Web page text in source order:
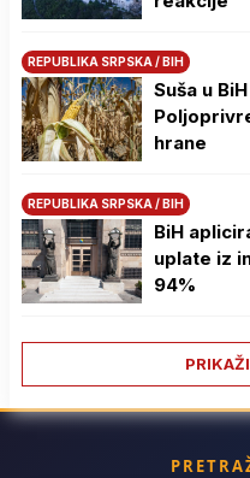
REPUBLIKA SRPSKA / BIH
Suša u
hrane
REPUBLIKA SRPSKA / BIH
BiH
uplate iz
94%